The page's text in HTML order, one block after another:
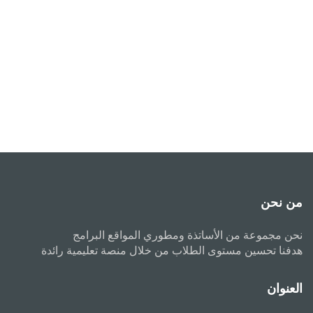
من نحن
نحن مجموعة من الأساتذة ومطوري المواقع البرامج
هدفنا تحسين مستوى الطلاب من خلال منصة تعليمية رائدة
العنوان